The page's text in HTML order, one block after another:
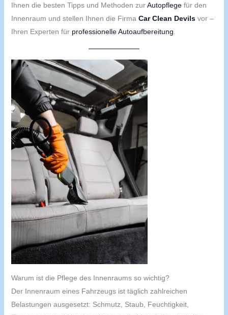
Ihnen die besten Tipps und Methoden zurAutopflegefür den
Innenraum und stellen Ihnen die Firma Car Clean Devilsvor –
Ihren Experten für professionelle Autoaufbereitung
Warum ist die Pflege des Innenraums so wichtig?
Der Innenraum eines Fahrzeugs ist täglich zahlreichen
Belastungen ausgesetzt: Schmutz, Staub, Feuchtigkeit,